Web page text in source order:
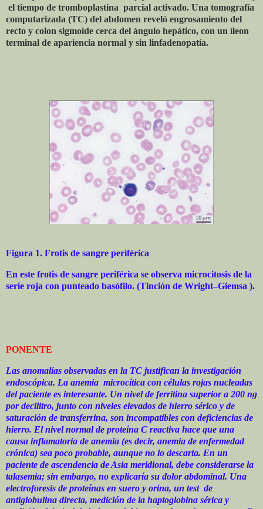
el tiempo de tromboplastina parcial activado. Una tomografía
computarizada (TC) del abdomen reveló engrosamiento del
recto y colon sigmoide cerca del ángulo hepático, con un íleon
terminal de apariencia normal y sin linfadenopatía.
Figura 1. Frotis de sangre periférica
En este frotis de sangre periférica se observa microcitosis de la
serie roja con punteado basófilo. (Tinción de Wright–Giemsa ).
PONENTE
Las anomalías observadas en la TC justifican la investigación
endoscópica. La anemia microcítica con células rojas nucleadas
del paciente es interesante. Un nivel de ferritina superior a 200 ng
por decilitro, junto con niveles elevados de hierro sérico y de
saturación de transferrina, son incompatibles con deficiencias de
hierro. El nivel normal de proteína C reactiva hace que una
causa inflamatoria de anemia (es decir, anemia de enfermedad
crónica) sea poco probable, aunque no lo descarta. En un
paciente de ascendencia de Asia meridional, debe considerarse la
talasemia; sin embargo, no explicaría su dolor abdominal. Una
electroforesis de proteínas en suero y orina, un test de
antiglobulina directa, medición de la haptoglobina sérica y